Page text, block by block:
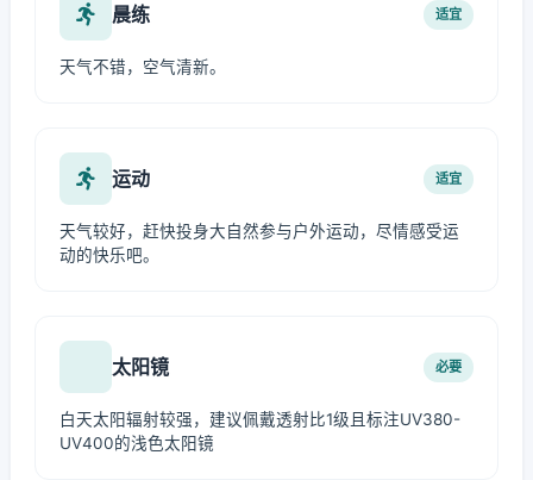
晨练 适宜
天气不错，空气清新。
运动 适宜
天气较好，赶快投身大自然参与户外运动，尽情感受运
动的快乐吧。
太阳镜 必要
白天太阳辐射较强，建议佩戴透射比1级且标注UV380-
UV400的浅色太阳镜